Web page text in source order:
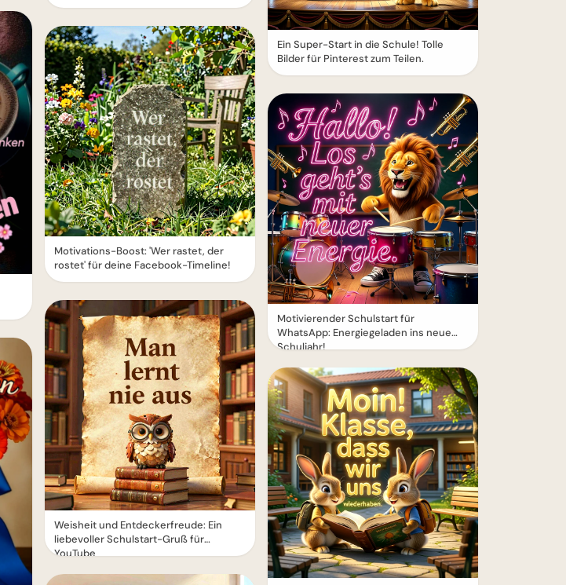
Motivations-Boost: 'Wer rastet, der
rostet' für deine Facebook-Timeline!
Weisheit und Entdeckerfreude: Ein
liebevoller Schulstart-Gruß für
YouTube
Ein Super-Start in die Schule! Tolle
Bilder für Pinterest zum Teilen.
Motivierender Schulstart für
WhatsApp: Energiegeladen ins neue
Schuljahr!